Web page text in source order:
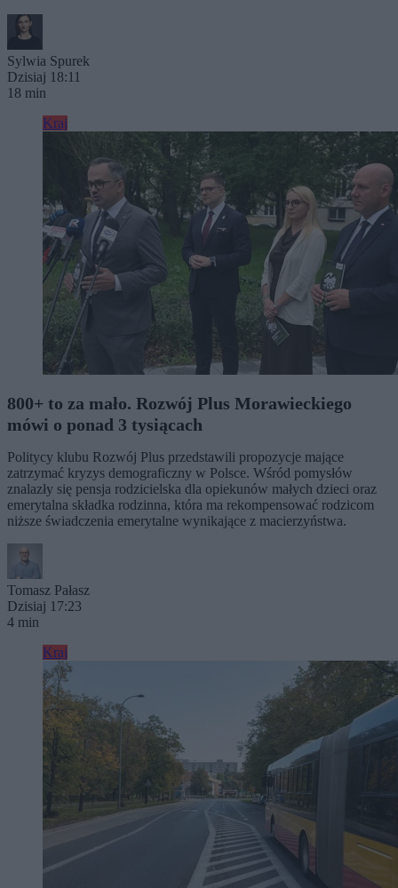
Sylwia Spurek
Dzisiaj 18:11
18 min
Kraj
800+ to za mało. Rozwój Plus Morawieckiego
mówi o ponad 3 tysiącach
Politycy klubu Rozwój Plus przedstawili propozycje mające
zatrzymać kryzys demograficzny w Polsce. Wśród pomysłów
znalazły się pensja rodzicielska dla opiekunów małych dzieci oraz
emerytalna składka rodzinna, która ma rekompensować rodzicom
niższe świadczenia emerytalne wynikające z macierzyństwa.
Tomasz Pałasz
Dzisiaj 17:23
4 min
Kraj